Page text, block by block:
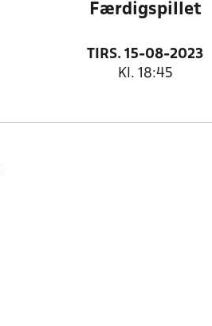
Færdigspillet
TIRS. 15-08-2023
Kl. 18:45